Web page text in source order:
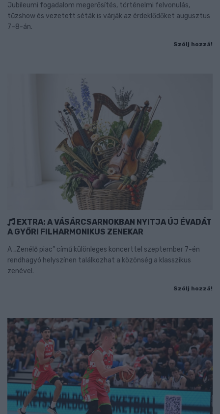
Jubileumi fogadalom megerősítés, történelmi felvonulás,
tűzshow és vezetett séták is várják az érdeklődőket augusztus
7–8-án.
Szólj hozzá!
EXTRA: A VÁSÁRCSARNOKBAN NYITJA ÚJ ÉVADÁT
A GYŐRI FILHARMONIKUS ZENEKAR
A „Zenélő piac” című különleges koncerttel szeptember 7-én
rendhagyó helyszínen találkozhat a közönség a klasszikus
zenével.
Szólj hozzá!